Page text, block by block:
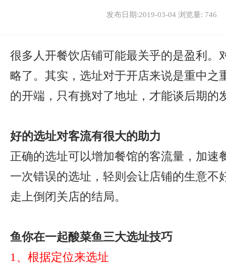
发布日期:2019-03-04 浏览量: 746
很多人开餐饮店铺可能最关乎的是盈利。
略了。其实，选址对于开店来说是重中之
的开端，只有挑对了地址，才能谈后期的
好的选址对客流有很大的助力
正确的选址可以增加餐馆的客流量，加速
一次错误的选址，轻则会让店铺的生意不
走上倒闭关店的结局。
鱼你在一起酸菜鱼三大选址技巧
1、根据定位来选址